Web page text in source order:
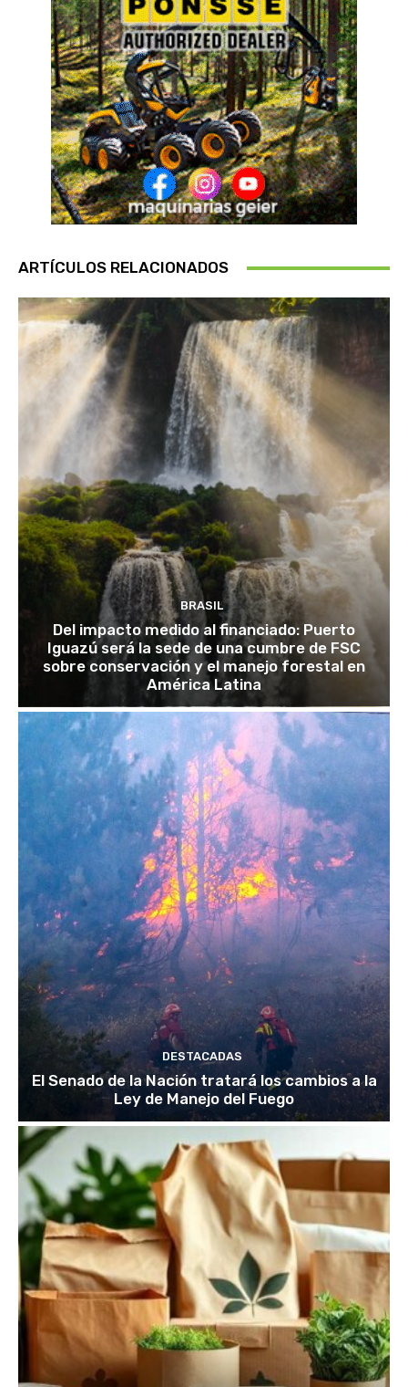
ARTÍCULOS RELACIONADOS
BRASIL
Del impacto medido al financiado: Puerto
Iguazú será la sede de una cumbre de FSC
sobre conservación y el manejo forestal en
América Latina
DESTACADAS
El Senado de la Nación tratará los cambios a la
Ley de Manejo del Fuego